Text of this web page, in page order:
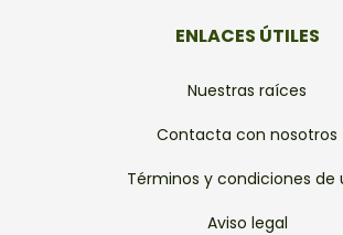
ENLACES ÚTILES
Nuestras raíces
Contacta con nosotros
Términos y condiciones de
Aviso legal